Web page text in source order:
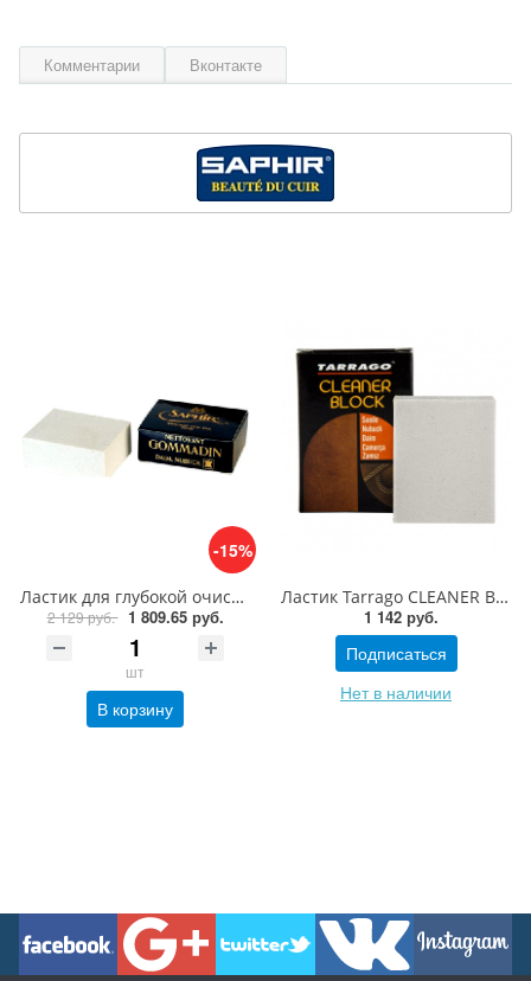
Комментарии Вконтакте
-15%
Ластик для глубокой очистки замши, нубука Saphir MEDAILLE D'OR Gommadin
2 129 руб. 1 809.65 руб.
шт
В корзину
Ластик Tarrago CLEANER BLOCK
1 142 руб.
Подписаться
Нет в наличии